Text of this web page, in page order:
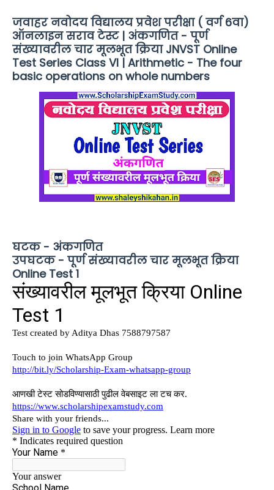
जवाहर नवोदय विद्यालय प्रवेश परीक्षा ( वर्ग 6वा)
ऑनलाइन सराव टेस्ट | अंकगणित - पूर्ण
संख्यावरील चार मूलभूत क्रिया JNVST Online
Test Series Class VI | Arithmetic - The four
basic operations on whole numbers
घटक - अंकगणित
उपघटक - पूर्ण संख्यावरील चार मूलभूत क्रिया
Online Test 1